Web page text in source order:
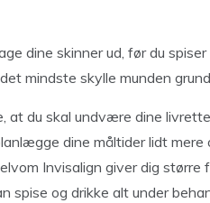
dine skinner ud, før du
mindste skylle munden
at du skal undvære dine
dine måltider lidt
Invisalign giver dig
spise og drikke alt under